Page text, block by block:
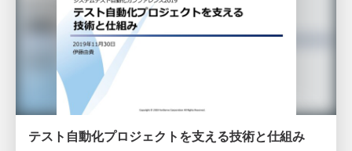
テスト自動化プロジェクトを支える技術と仕組み